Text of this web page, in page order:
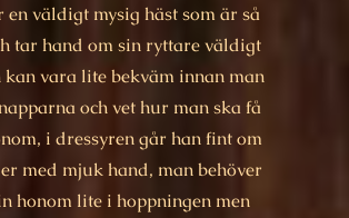
en väldigt mysig häst som är så
tar hand om sin ryttare väldigt
kan vara lite bekväm innan man
och vet hur man ska få
i dressyren går han fint om
med mjuk hand, man behöver
honom lite i hoppningen men